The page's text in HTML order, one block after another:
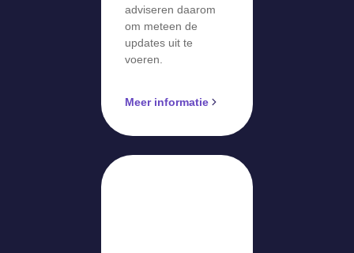
adviseren daarom
om meteen de
updates uit te
voeren.
Meer informatie